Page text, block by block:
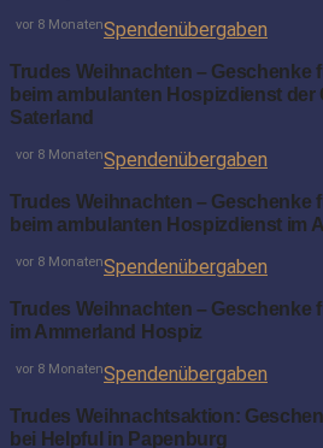
Spendenübergaben
vor 8 Monaten
Trudes Weihnachten – Geschenke
beim ambulanten Hospizdienst der
Saterland
Spendenübergaben
vor 8 Monaten
Trudes Weihnachten – Geschenke
beim ambulanten Hospizdienst im
Spendenübergaben
vor 8 Monaten
Trudes Weihnachten – Geschenke
im Ammerland Hospiz
Spendenübergaben
vor 8 Monaten
Trudes Weihnachtsaktion:
bei Helpful in Papenburg